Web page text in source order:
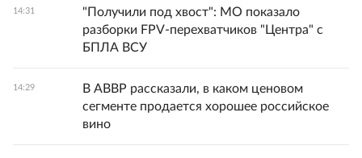
14:31
"Получили под хвост": МО показало
разборки FPV-перехватчиков "Центра" с
БПЛА ВСУ
14:29
В АВВР рассказали, в каком ценовом
сегменте продается хорошее российское
вино